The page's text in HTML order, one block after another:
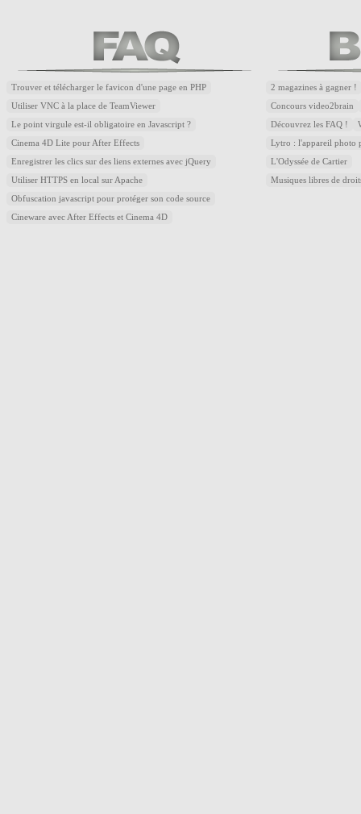
Trouver et télécharger le favicon d'une page en PHP
Utiliser VNC à la place de TeamViewer
Le point virgule est-il obligatoire en Javascript ?
Cinema 4D Lite pour After Effects
Enregistrer les clics sur des liens externes avec jQuery
Utiliser HTTPS en local sur Apache
Obfuscation javascript pour protéger son code source
Cineware avec After Effects et Cinema 4D
2 magazines à gagner !
Concours video2brain
Découvrez les FAQ !
Lytro : l'appareil photo
L'Odyssée de Cartier
Musiques libres de